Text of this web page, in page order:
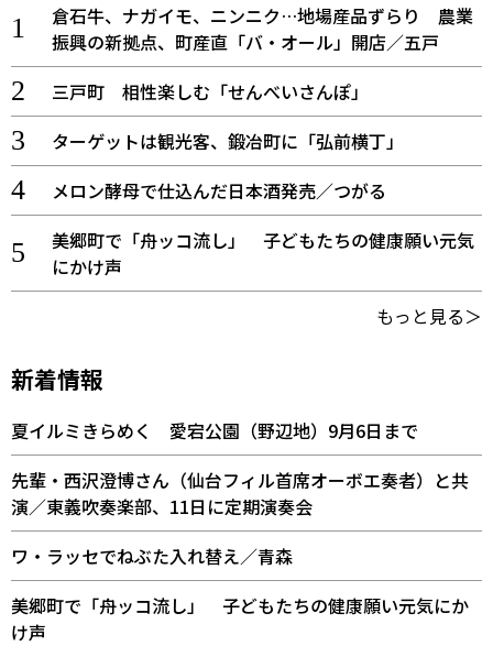
倉石牛、ナガイモ、ニンニク…地場産品ずらり 農業
振興の新拠点、町産直「バ・オール」開店／五戸
三戸町 相性楽しむ「せんべいさんぽ」
ターゲットは観光客、鍛冶町に「弘前横丁」
メロン酵母で仕込んだ日本酒発売／つがる
美郷町で「舟ッコ流し」 子どもたちの健康願い元気
にかけ声
もっと見る＞
新着情報
夏イルミきらめく 愛宕公園（野辺地）9月6日まで
先輩・西沢澄博さん（仙台フィル首席オーボエ奏者）と共
演／東義吹奏楽部、11日に定期演奏会
ワ・ラッセでねぶた入れ替え／青森
美郷町で「舟ッコ流し」 子どもたちの健康願い元気にか
け声